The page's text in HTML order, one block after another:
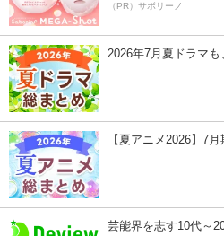
（PR）サボリーノ
2026年7月夏ドラマも
【夏アニメ2026】7
芸能界を志す10代～